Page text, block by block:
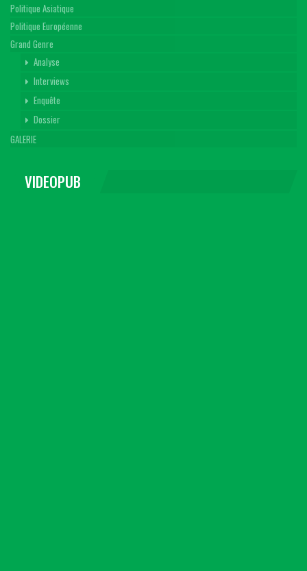
Politique Asiatique
Politique Européenne
Grand Genre
Analyse
Interviews
Enquête
Dossier
GALERIE
VIDEOPUB